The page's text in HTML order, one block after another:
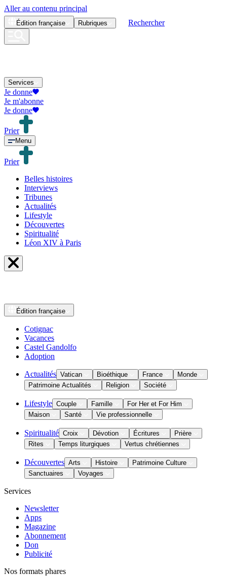
Aller au contenu principal
Édition française Rubriques Rechercher
Services
Je donne
Je m'abonne
Je donne
Prier
Menu
Prier
Belles histoires
Interviews
Tribunes
Actualités
Lifestyle
Découvertes
Spiritualité
Léon XIV à Paris
Édition française
Cotignac
Vacances
Castel Gandolfo
Adoption
Actualités Vatican Bioéthique France
Monde
Patrimoine Actualités
Religion Société
Lifestyle Couple Famille
For Her et For Him
Maison
Santé Vie professionnelle
Spiritualité Croix Dévotion Écritures
Prière
Rites
Temps liturgiques Vertus chrétiennes
Découvertes Arts Histoire
Patrimoine Culture
Sanctuaires
Voyages
Services
Newsletter
Apps
Magazine
Abonnement
Don
Publicité
Nos formats phares